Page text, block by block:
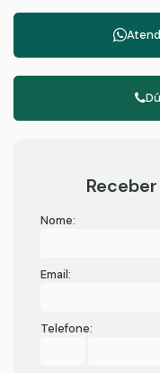
Nome:
Email:
Telefone: